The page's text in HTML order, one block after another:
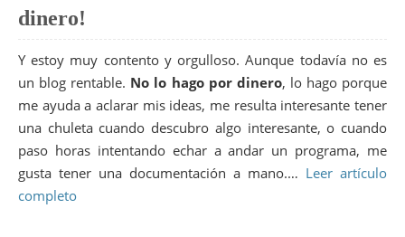
dinero!
Y estoy muy contento y orgulloso. Aunque todavía no es
un blog rentable. No lo hago por dinero, lo hago porque
me ayuda a aclarar mis ideas, me resulta interesante tener
una chuleta cuando descubro algo interesante, o cuando
paso horas intentando echar a andar un programa, me
gusta tener una documentación a mano.… Leer artículo
completo